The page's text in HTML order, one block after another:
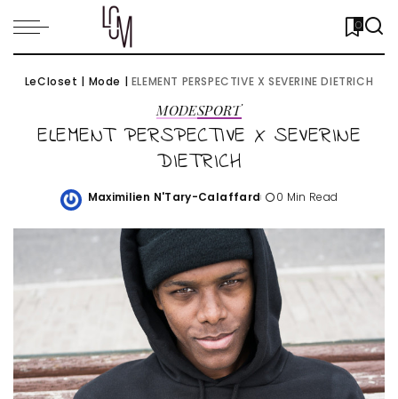
0
LeCloset | Mode | ELEMENT PERSPECTIVE X SEVERINE DIETRICH
MODESPORT
ELEMENT PERSPECTIVE X SEVERINE
DIETRICH
Posted
Maximilien N'Tary-Calaffard 0 Min Read